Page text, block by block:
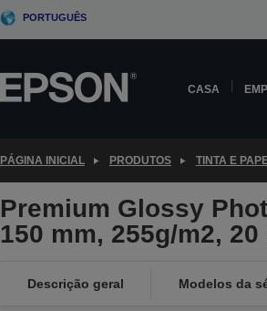
PORTUGUÊS
CASA
PÁGINA INICIAL PRODUTOS TINTA E
Premium Glossy
150 mm, 255g/m2, 20
Descrição geral Modelos da